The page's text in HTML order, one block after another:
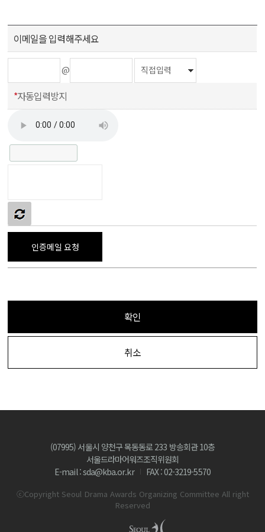
이메일을 입력해주세요
@
*자동입력방지
인증메일 요청
확인
취소
(07995) 서울시 양천구 목동동로 233 방송회관 10층
서울드라마어워즈조직위원회
E-mail : sda@kba.or.kr
FAX : 02-3219-5570
ⓒCopyright Seoul Drama Awards Organizing Committee All right
Reserved